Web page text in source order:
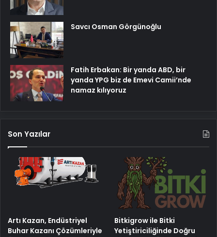
Savcı Osman Görgünoğlu
Fatih Erbakan: Bir yanda ABD, bir
yanda YPG biz de Emevi Camii’nde
namaz kılıyoruz
Son Yazılar
Artı Kazan, Endüstriyel
Buhar Kazanı Çözümleriyle
Bitkigrow ile Bitki
Yetiştiriciliğinde Doğru